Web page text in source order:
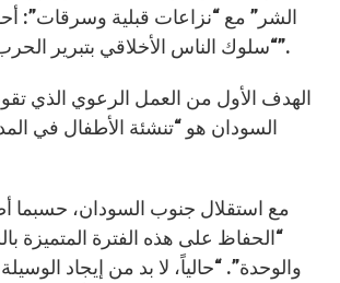
الشر” مع “نزاعات قبلية وسرقات”:
“سلوك الناس الأخلاقي بتبرير الحرب ونشر روح الثأر”.
الهدف الأول من العمل الرعوي الذي
السودان هو “تنشئة الأطفال في
مع استقلال جنوب السودان، حسبما
“الحفاظ على هذه الفترة المتميزة
والوحدة”. “حالياً، لا بد من إيجاد